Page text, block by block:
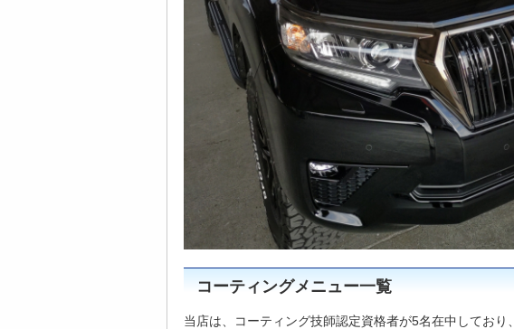
コーティングメニュー一覧
当店は、コーティング技師認定資格者が5名在中しており、